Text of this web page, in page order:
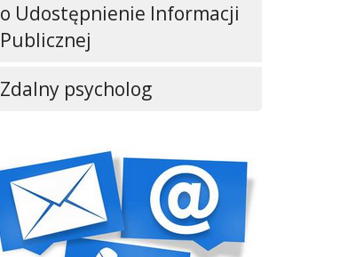
o Udostępnienie Informacji
Publicznej
Zdalny psycholog